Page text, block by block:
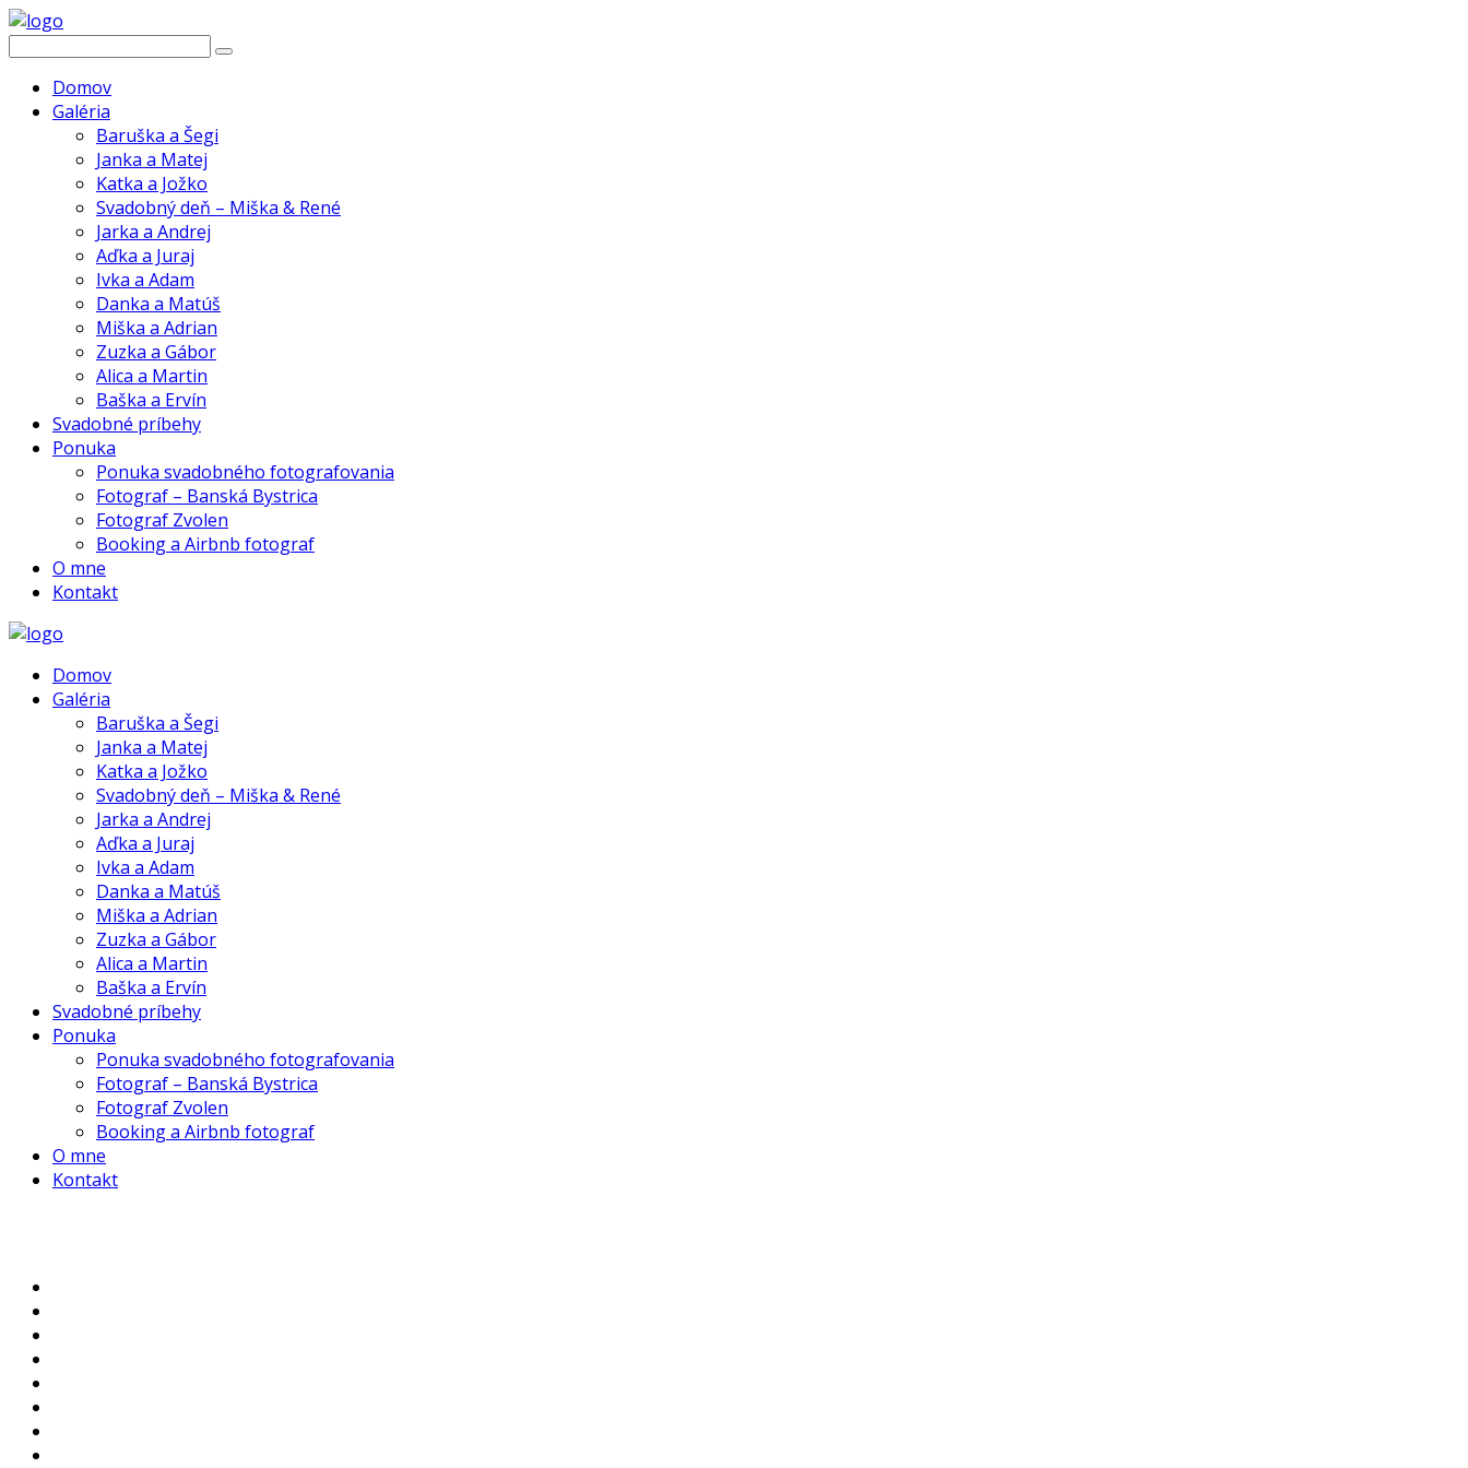
Domov
Galéria
Baruška a Šegi
Janka a Matej
Katka a Jožko
Svadobný deň – Miška & René
Jarka a Andrej
Aďka a Juraj
Ivka a Adam
Danka a Matúš
Miška a Adrian
Zuzka a Gábor
Alica a Martin
Baška a Ervín
Svadobné príbehy
Ponuka
Ponuka svadobného fotografovania
Fotograf – Banská Bystrica
Fotograf Zvolen
Booking a Airbnb fotograf
O mne
Kontakt
Domov
Galéria
Baruška a Šegi
Janka a Matej
Katka a Jožko
Svadobný deň – Miška & René
Jarka a Andrej
Aďka a Juraj
Ivka a Adam
Danka a Matúš
Miška a Adrian
Zuzka a Gábor
Alica a Martin
Baška a Ervín
Svadobné príbehy
Ponuka
Ponuka svadobného fotografovania
Fotograf – Banská Bystrica
Fotograf Zvolen
Booking a Airbnb fotograf
O mne
Kontakt